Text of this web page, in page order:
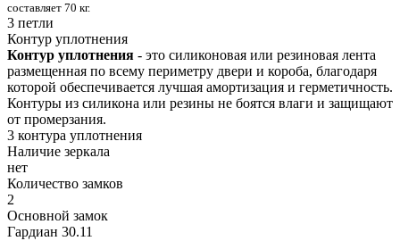
составляет 70 кг.
3 петли
Контур уплотнения
Контур уплотнения - это силиконовая или резиновая лента
размещенная по всему периметру двери и короба, благодаря
которой обеспечивается лучшая амортизация и герметичность.
Контуры из силикона или резины не боятся влаги и защищают
от промерзания.
3 контура уплотнения
Наличие зеркала
нет
Количество замков
2
Основной замок
Гардиан 30.11